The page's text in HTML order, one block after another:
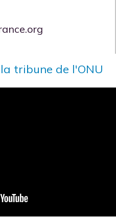
tribune de l'ONU